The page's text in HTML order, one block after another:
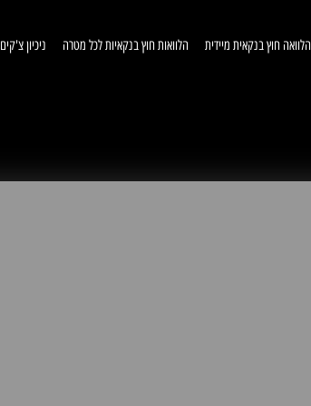
הלוואה חוץ בנקאית מיידית הלוואות חוץ בנקאיות לכל מטרה ניכיון צ'קים